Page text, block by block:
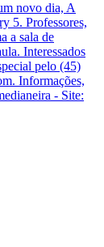
novo dia, A
5. Professores,
a sala de
Interessados
pelo (45)
Informações,
- Site: